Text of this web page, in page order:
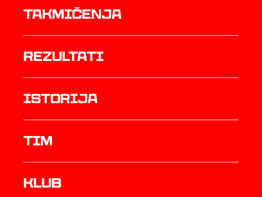
Takmičenja
rezultati
istorija
TIM
Klub